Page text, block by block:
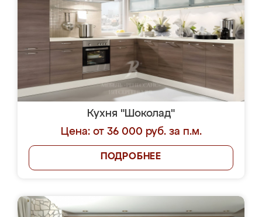
Кухня "Шоколад"
Цена: от 36 000 руб. за п.м.
ПОДРОБНЕЕ